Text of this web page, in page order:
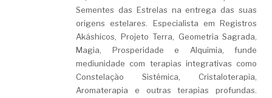
Sementes das Estrelas na entrega das suas
origens estelares. Especialista em Registros
Akáshicos, Projeto Terra, Geometria Sagrada,
Magia, Prosperidade e Alquimia, funde
mediunidade com terapias integrativas como
Constelação Sistêmica, Cristaloterapia,
Aromaterapia e outras terapias profundas.